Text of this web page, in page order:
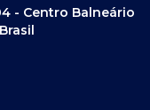
- Centro Balneário